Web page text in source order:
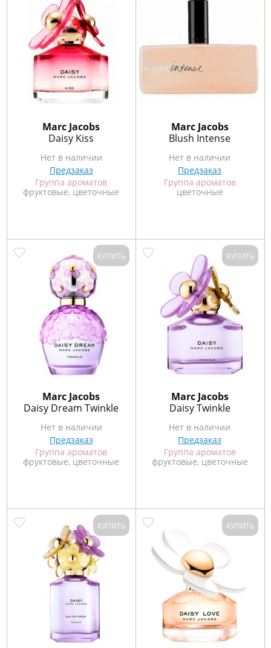
Marс Jacobs
Daisy Kiss
Нет в наличии
Предзаказ
Группа ароматов
фруктовые, цветочные
Marс Jacobs
Blush Intense
Нет в наличии
Предзаказ
Группа ароматов
цветочные
КУПИТЬ
Marс Jacobs
Daisy Dream Twinkle
Нет в наличии
Предзаказ
Группа ароматов
фруктовые, цветочные
КУПИТЬ
Marс Jacobs
Daisy Twinkle
Нет в наличии
Предзаказ
Группа ароматов
фруктовые, цветочные
КУПИТЬ КУПИТЬ